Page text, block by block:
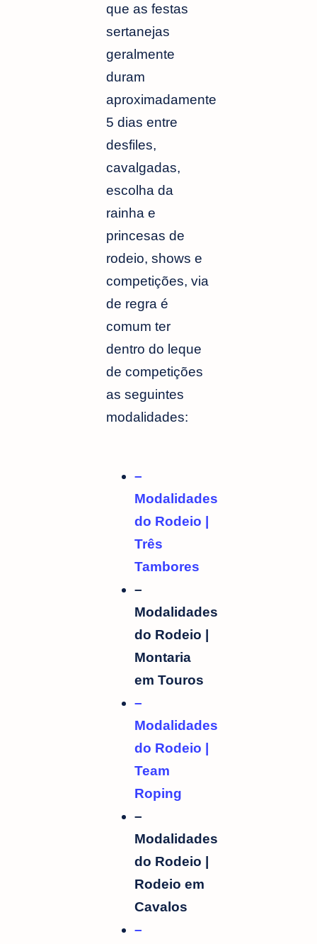
que as festas
sertanejas
geralmente
duram
aproximadamente
5 dias entre
desfiles,
cavalgadas,
escolha da
rainha e
princesas de
rodeio, shows e
competições, via
de regra é
comum ter
dentro do leque
de competições
as seguintes
modalidades:
–
Modalidades
do Rodeio |
Três
Tambores
–
Modalidades
do Rodeio |
Montaria
em Touros
–
Modalidades
do Rodeio |
Team
Roping
–
Modalidades
do Rodeio |
Rodeio em
Cavalos
–